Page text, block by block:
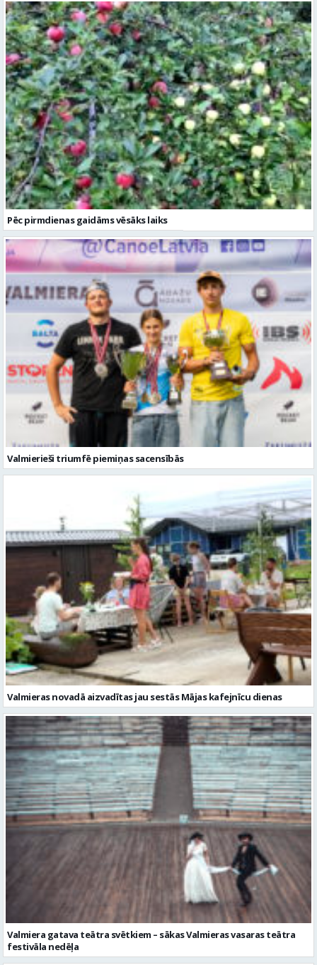
Pēc pirmdienas gaidāms vēsāks laiks
Valmierieši triumfē piemiņas sacensībās
Valmieras novadā aizvadītas jau sestās Mājas kafejnīcu dienas
Valmiera gatava teātra svētkiem – sākas Valmieras vasaras teātra
festivāla nedēļa